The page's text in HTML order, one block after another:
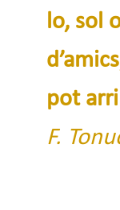
lo, sol
pot
F.